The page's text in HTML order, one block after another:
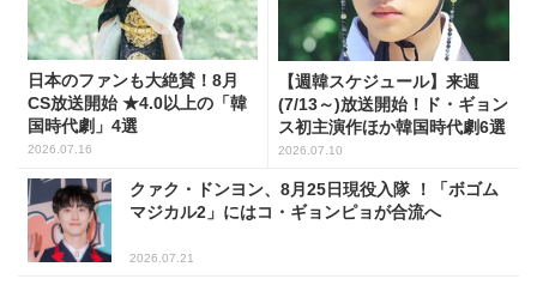
日本のファンも大絶賛！8月
CS放送開始 ★4.0以上の「韓
国時代劇」4選
2026.07.16
【週韓スケジュール】来週
(7/13～)放送開始！ド・ギョン
ス初主演作ほか韓国時代劇6選
2026.07.10
クァク・ドンヨン、8月25日現役入隊 ！「ボゴム
マジカル2」にはコ・ギョンピョが合流へ
2026.07.21